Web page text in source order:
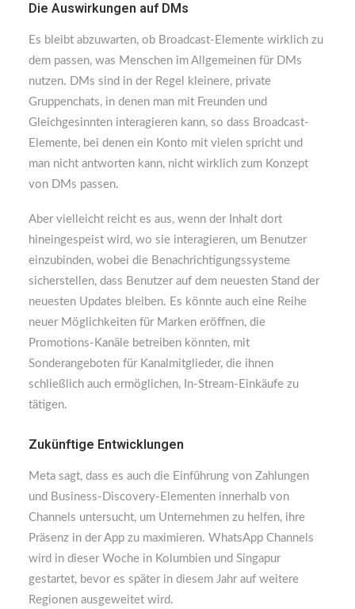
Die Auswirkungen auf DMs
Es bleibt abzuwarten, ob Broadcast-Elemente wirklich zu
dem passen, was Menschen im Allgemeinen für DMs
nutzen. DMs sind in der Regel kleinere, private
Gruppenchats, in denen man mit Freunden und
Gleichgesinnten interagieren kann, so dass Broadcast-
Elemente, bei denen ein Konto mit vielen spricht und
man nicht antworten kann, nicht wirklich zum Konzept
von DMs passen.
Aber vielleicht reicht es aus, wenn der Inhalt dort
hineingespeist wird, wo sie interagieren, um Benutzer
einzubinden, wobei die Benachrichtigungssysteme
sicherstellen, dass Benutzer auf dem neuesten Stand der
neuesten Updates bleiben. Es könnte auch eine Reihe
neuer Möglichkeiten für Marken eröffnen, die
Promotions-Kanäle betreiben könnten, mit
Sonderangeboten für Kanalmitglieder, die ihnen
schließlich auch ermöglichen, In-Stream-Einkäufe zu
tätigen.
Zukünftige Entwicklungen
Meta sagt, dass es auch die Einführung von Zahlungen
und Business-Discovery-Elementen innerhalb von
Channels untersucht, um Unternehmen zu helfen, ihre
Präsenz in der App zu maximieren. WhatsApp Channels
wird in dieser Woche in Kolumbien und Singapur
gestartet, bevor es später in diesem Jahr auf weitere
Regionen ausgeweitet wird.